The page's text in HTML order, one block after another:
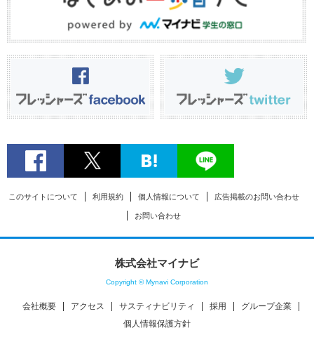
このサイトについて 利用規約 個人情報について 広告掲載のお問い合わせ
お問い合わせ
株式会社マイナビ
Copyright © Mynavi Corporation
会社概要 アクセス サスティナビリティ 採用
グループ企業
個人情報保護方針